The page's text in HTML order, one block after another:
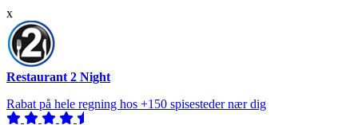
x
Restaurant 2 Night
Rabat på hele regning hos +150 spisesteder nær dig